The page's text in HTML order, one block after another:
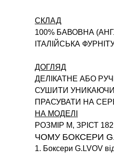
СКЛАД
100% БАВОВНА
ІТАЛІЙСЬКА
ДОГЛЯД
ДЕЛІКАТНЕ АБО
СУШИТИ УНИКАЮЧИ
ПРАСУВАТИ НА
НА МОДЕЛІ
РОЗМІР M, ЗРІСТ
ЧОМУ БОКСЕРИ
1. Боксери G.LVOV